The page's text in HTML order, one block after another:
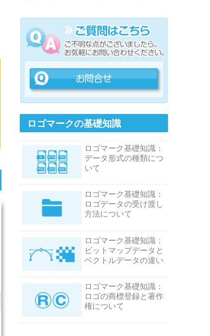
ロゴマークの基礎知識
ロゴマーク基礎知識：
データ形式の種類につ
いて
ロゴマーク基礎知識：
ロゴデータの受け渡し
方法について
ロゴマーク基礎知識：
ビットマップデータと
ベクトルデータの違い
ロゴマーク基礎知識：
ロゴの商標登録と著作
権について